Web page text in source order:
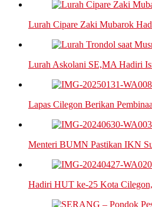
Lurah Cipare Zaki Mubarok
Lurah Askolani SE,MA Hadiri
Lapas Cilegon Berikan
Menteri BUMN Pastikan IKN
Hadiri HUT ke-25 Kota